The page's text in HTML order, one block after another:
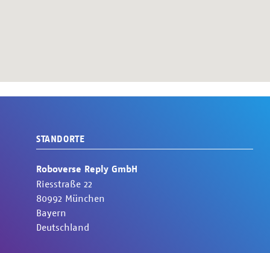
STANDORTE
Roboverse Reply GmbH
Riesstraße 22
80992 München
Bayern
Deutschland